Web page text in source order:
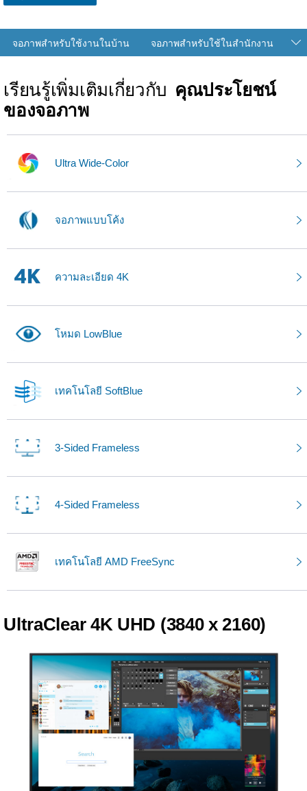
จอภาพสำหรับใช้งานในบ้าน จอภาพสำหรับใช้ในสำนักงาน
เรียนรู้เพิ่มเติมเกี่ยวกับ คุณประโยชน์
ของจอภาพ
Ultra Wide-Color
จอภาพแบบโค้ง
ความละเอียด 4K
โหมด LowBlue
เทคโนโลยี SoftBlue
3-Sided Frameless
4-Sided Frameless
เทคโนโลยี AMD FreeSync
UltraClear 4K UHD (3840 x 2160)